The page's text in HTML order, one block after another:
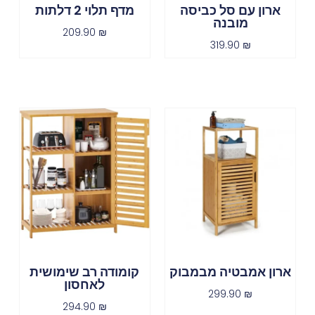
ארון עם סל כביסה
מובנה
319.90 ₪
מדף תלוי 2 דלתות
209.90 ₪
ארון אמבטיה מבמבוק
299.90 ₪
קומודה רב שימושית
לאחסון
294.90 ₪